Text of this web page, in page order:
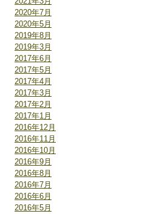
2020年7月
2020年5月
2019年8月
2019年3月
2017年6月
2017年5月
2017年4月
2017年3月
2017年2月
2017年1月
2016年12月
2016年11月
2016年10月
2016年9月
2016年8月
2016年7月
2016年6月
2016年5月